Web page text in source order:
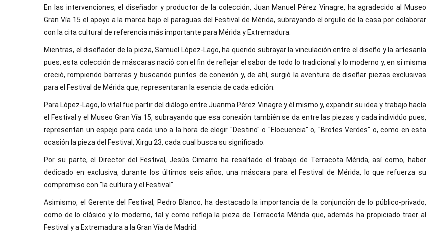
En las intervenciones, el diseñador y productor de la colección, Juan Manuel Pérez Vinagre, ha agradecido al Museo
Gran Vía 15 el apoyo a la marca bajo el paraguas del Festival de Mérida, subrayando el orgullo de la casa por colaborar
con la cita cultural de referencia más importante para Mérida y Extremadura.
Mientras, el diseñador de la pieza, Samuel López-Lago, ha querido subrayar la vinculación entre el diseño y la artesanía
pues, esta colección de máscaras nació con el fin de reflejar el sabor de todo lo tradicional y lo moderno y, en si misma
creció, rompiendo barreras y buscando puntos de conexión y, de ahí, surgió la aventura de diseñar piezas exclusivas
para el Festival de Mérida que, representaran la esencia de cada edición.
Para López-Lago, lo vital fue partir del diálogo entre Juanma Pérez Vinagre y él mismo y, expandir su idea y trabajo hacía
el Festival y el Museo Gran Vía 15, subrayando que esa conexión también se da entre las piezas y cada individúo pues,
representan un espejo para cada uno a la hora de elegir "Destino" o "Elocuencia" o, "Brotes Verdes" o, como en esta
ocasión la pieza del Festival, Xirgu 23, cada cual busca su significado.
Por su parte, el Director del Festival, Jesús Cimarro ha resaltado el trabajo de Terracota Mérida, así como, haber
dedicado en exclusiva, durante los últimos seis años, una máscara para el Festival de Mérida, lo que refuerza su
compromiso con "la cultura y el Festival".
Asimismo, el Gerente del Festival, Pedro Blanco, ha destacado la importancia de la conjunción de lo público-privado,
como de lo clásico y lo moderno, tal y como refleja la pieza de Terracota Mérida que, además ha propiciado traer al
Festival y a Extremadura a la Gran Vía de Madrid.